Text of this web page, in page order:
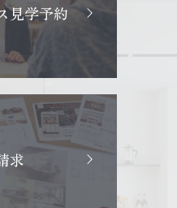
見学予約
求